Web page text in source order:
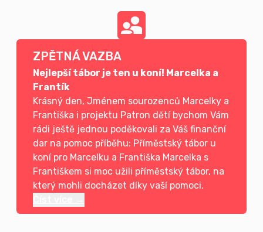
ZPĚTNÁ VAZBA
Nejlepší tábor je ten u koní! Marcelka a
Frantík
Krásný den, Jménem sourozenců Marcelky a
Františka i projektu Patron dětí bychom Vám
rádi ještě jednou poděkovali za Váš finanční
dar na pomoc příběhu: Příměstský tábor u
koní pro Marcelku a Františka Marcelka s
Františkem si moc užili příměstský tábor, na
který mohli docházet díky vaší pomoci.